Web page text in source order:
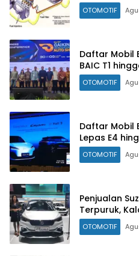
OTOMOTIF
Daftar Mobil
BAIC T1
OTOMOTIF
Daftar Mobil
Lepas E4
OTOMOTIF
Penjualan
Terpuruk,
OTOMOTIF